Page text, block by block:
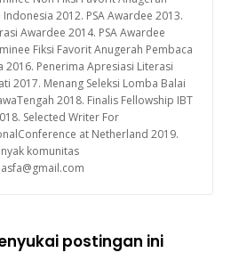
Indonesia 2012. PSA Awardee 2013.
Awardee 2014. PSA Awardee
Fiksi Favorit Anugerah Pembaca
2016. Penerima Apresiasi Literasi
2017. Menang Seleksi Lomba Balai
2018. Finalis Fellowship IBT
Selected Writer For
at Netherland 2019.
komunitas
postingan ini